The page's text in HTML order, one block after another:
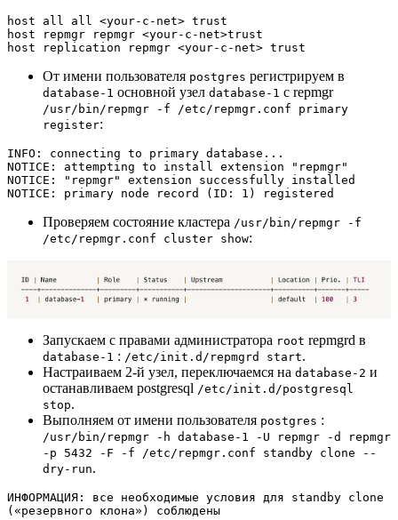
host all all <your-c-net> trust
host repmgr repmgr <your-c-net>trust
host replication repmgr <your-c-net> trust
От имени пользователя postgres регистрируем в
database-1 основной узел database-1 с repmgr
/usr/bin/repmgr -f /etc/repmgr.conf primary
register:
INFO: connecting to primary database...
NOTICE: attempting to install extension "repmgr"
NOTICE: "repmgr" extension successfully installed
NOTICE: primary node record (ID: 1) registered
Проверяем состояние кластера /usr/bin/repmgr -f
/etc/repmgr.conf cluster show:
Запускаем с правами администратора root repmgrd в
database-1 : /etc/init.d/repmgrd start.
Настраиваем 2-й узел, переключаемся на database-2 и
останавливаем postgresql /etc/init.d/postgresql
stop.
Выполняем от имени пользователя postgres :
/usr/bin/repmgr -h database-1 -U repmgr -d repmgr
-p 5432 -F -f /etc/repmgr.conf standby clone --
dry-run.
ИНФОРМАЦИЯ: все необходимые условия для standby clone
(«резервного клона») соблюдены